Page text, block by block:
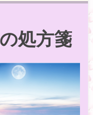
処方箋